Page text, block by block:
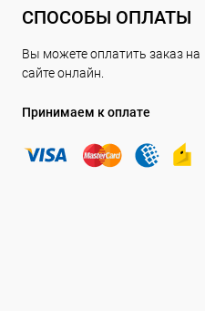
СПОСОБЫ ОПЛАТЫ
Вы можете оплатить заказ на
сайте онлайн.
Принимаем к оплате